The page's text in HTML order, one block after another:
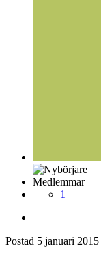
Medlemmar
1
Postad 5 januari 2015